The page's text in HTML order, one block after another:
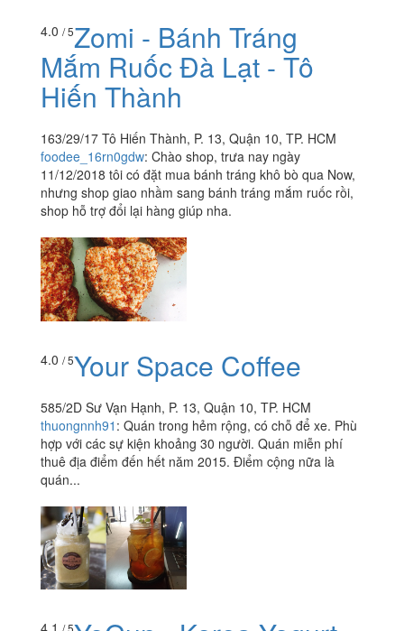
4.0 / 5Zomi - Bánh Tráng
Mắm Ruốc Đà Lạt - Tô
Hiến Thành
163/29/17 Tô Hiến Thành, P. 13, Quận 10, TP. HCM
foodee_16rn0gdw: Chào shop, trưa nay ngày
11/12/2018 tôi có đặt mua bánh tráng khô bò qua Now,
nhưng shop giao nhầm sang bánh tráng mắm ruốc rồi,
shop hỗ trợ đổi lại hàng giúp nha.
4.0 / 5Your Space Coffee
585/2D Sư Vạn Hạnh, P. 13, Quận 10, TP. HCM
thuongnnh91 : Quán trong hẻm rộng, có chỗ để xe. Phù
hợp với các sự kiện khoảng 30 người. Quán miễn phí
thuê địa điểm đến hết năm 2015. Điểm cộng nữa là
quán...
4.1 / 5